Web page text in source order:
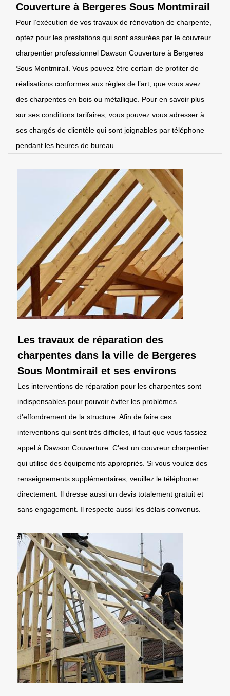
Couverture à Bergeres Sous Montmirail
Pour l’exécution de vos travaux de rénovation de charpente,
optez pour les prestations qui sont assurées par le couvreur
charpentier professionnel Dawson Couverture à Bergeres
Sous Montmirail. Vous pouvez être certain de profiter de
réalisations conformes aux règles de l’art, que vous avez
des charpentes en bois ou métallique. Pour en savoir plus
sur ses conditions tarifaires, vous pouvez vous adresser à
ses chargés de clientèle qui sont joignables par téléphone
pendant les heures de bureau.
Les travaux de réparation des
charpentes dans la ville de Bergeres
Sous Montmirail et ses environs
Les interventions de réparation pour les charpentes sont
indispensables pour pouvoir éviter les problèmes
d'effondrement de la structure. Afin de faire ces
interventions qui sont très difficiles, il faut que vous fassiez
appel à Dawson Couverture. C'est un couvreur charpentier
qui utilise des équipements appropriés. Si vous voulez des
renseignements supplémentaires, veuillez le téléphoner
directement. Il dresse aussi un devis totalement gratuit et
sans engagement. Il respecte aussi les délais convenus.